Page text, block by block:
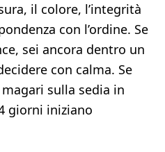
il colore, l’integrità
con l’ordine. Se
sei ancora dentro un
con calma. Se
sulla sedia in
giorni iniziano